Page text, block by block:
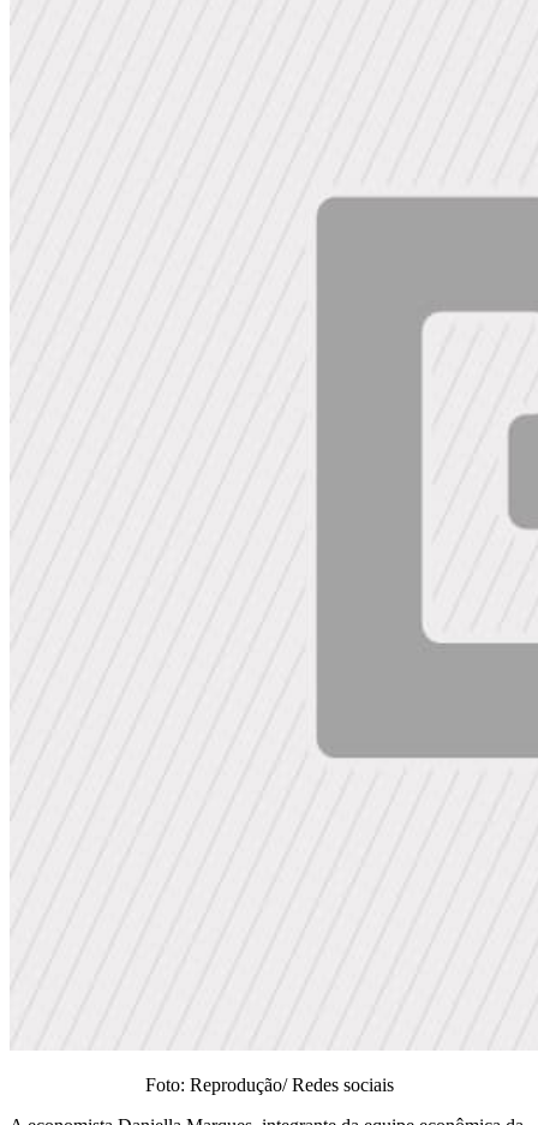
Foto: Reprodução/ Redes sociais